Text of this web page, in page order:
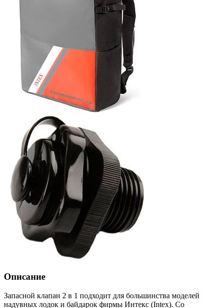
Описание
Запасной клапан 2 в 1 подходит для большинства моделей
надувных лодок и байдарок фирмы Интекс (Intex). Со